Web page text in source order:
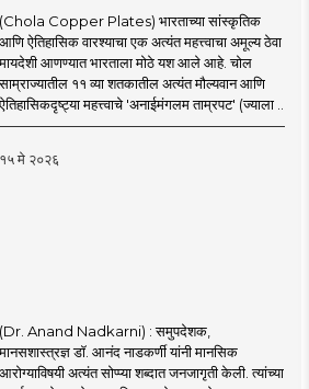
(Chola Copper Plates) भारताच्या सांस्कृतिक
आणि ऐतिहासिक वारश्याचा एक अत्यंत महत्त्वाचा अमूल्य ठेवा
मायदेशी आणण्यात भारताला मोठे यश आले आहे. चोल
साम्राज्यातील ११ व्या शतकातील अत्यंत मौल्यवान आणि
ऐतिहासिकदृष्ट्या महत्त्वाचे 'अनाईमंगलम ताम्रपट' (ज्याला ..
१५ मे २०२६
(Dr. Anand Nadkarni) : समुपदेशक,
मानसशास्त्रज्ञ डॉ. आनंद नाडकर्णी यांनी मानसिक
आरोग्याविषयी अत्यंत सोप्प्या शब्दात जनजागृती केली. त्यांच्या